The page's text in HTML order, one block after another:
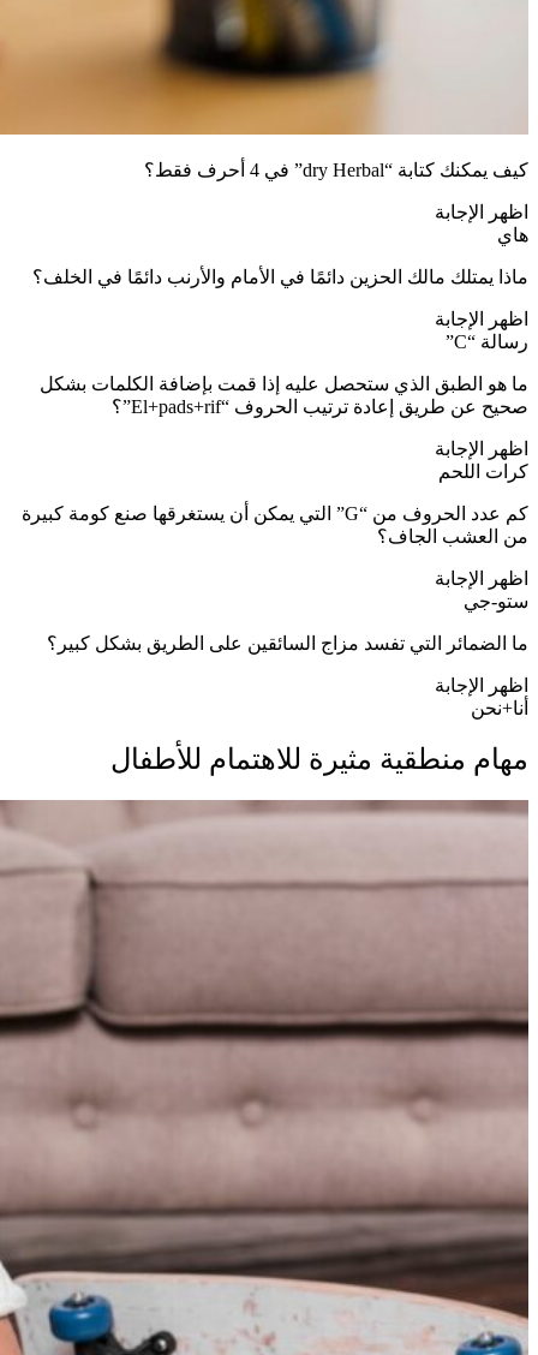
كيف يمكنك كتابة “dry Herbal” في 4 أحرف فقط؟
اظهر الإجابة
هاي
ماذا يمتلك مالك الحزين دائمًا في الأمام والأرنب دائمًا في الخلف؟
اظهر الإجابة
رسالة “C”
ما هو الطبق الذي ستحصل عليه إذا قمت بإضافة الكلمات بشكل
صحيح عن طريق إعادة ترتيب الحروف “El+pads+rif”؟
اظهر الإجابة
كرات اللحم
كم عدد الحروف من “G” التي يمكن أن يستغرقها صنع كومة كبيرة
من العشب الجاف؟
اظهر الإجابة
ستو-جي
ما الضمائر التي تفسد مزاج السائقين على الطريق بشكل كبير؟
اظهر الإجابة
أنا+نحن
مهام منطقية مثيرة للاهتمام للأطفال